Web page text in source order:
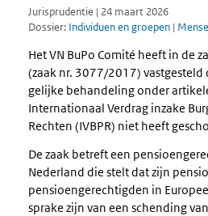
Jurisprudentie | 24 maart 2026
Dossier: Individuen en groepen |
Het VN BuPo Comité heeft in de
(zaak nr. 3077/2017)
gelijke behandeling onder
Internationaal Verdrag inzake
Rechten (IVBPR) niet heeft
De zaak betreft een
Nederland die stelt dat zijn
pensioengerechtigden in
sprake zijn van een schending